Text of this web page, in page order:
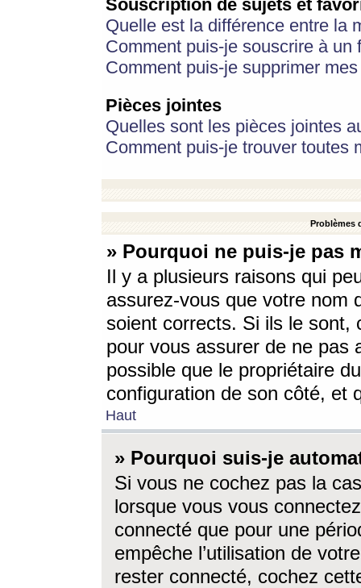
Souscription de sujets et
Quelle est la différence entre la
Comment puis-je souscrire à
Comment puis-je supprimer
Pièces jointes
Quelles sont les pièces jointes
Comment puis-je trouver toutes
Problèmes
» Pourquoi ne puis-je pas
Il y a plusieurs raisons qui
assurez-vous que votre nom
soient corrects. Si ils le sont,
pour vous assurer de ne pas
possible que le propriétaire
configuration de son côté, et
Haut
» Pourquoi suis-je
Si vous ne cochez pas la
lorsque vous vous
connecté que pour une
empêche l’utilisation de
rester connecté, cochez